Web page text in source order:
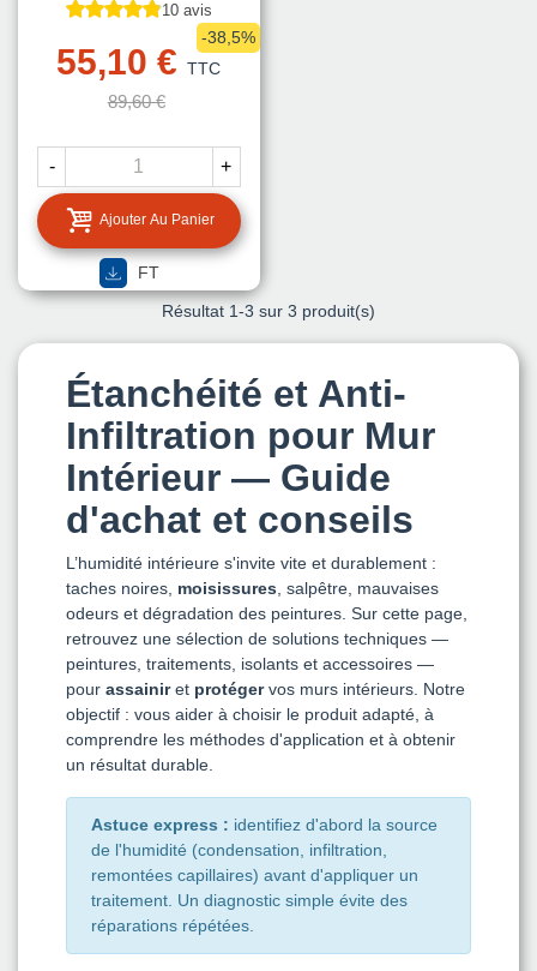
10 avis
55,10 € TTC
89,60 €
-38,5%
- +
Ajouter Au Panier
FT
Résultat 1-3 sur 3 produit(s)
Étanchéité et Anti-
Infiltration pour Mur
Intérieur — Guide
d'achat et conseils
L’humidité intérieure s'invite vite et durablement :
taches noires, moisissures , salpêtre, mauvaises
odeurs et dégradation des peintures. Sur cette page,
retrouvez une sélection de solutions techniques —
peintures, traitements, isolants et accessoires —
pour assainiret protégervos murs intérieurs. Notre
objectif : vous aider à choisir le produit adapté, à
comprendre les méthodes d'application et à obtenir
un résultat durable.
Astuce express : identifiez d'abord la source
de l'humidité (condensation, infiltration,
remontées capillaires) avant d'appliquer un
traitement. Un diagnostic simple évite des
réparations répétées.